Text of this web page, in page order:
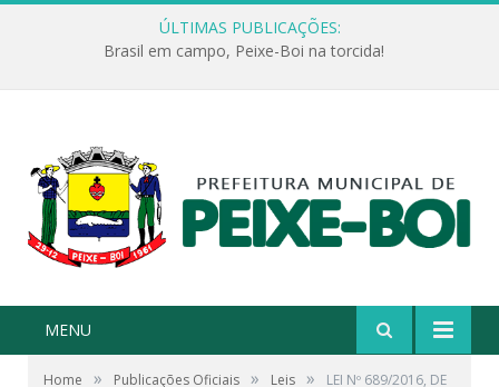
ÚLTIMAS PUBLICAÇÕES:
Brasil em campo, Peixe-Boi na torcida!
MENU
Home » Publicações Oficiais » Leis »
LEI Nº 689/2016, DE